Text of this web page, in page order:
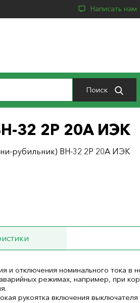
Написать нам
Поиск
32 2P 20A ИЭК
рубильник) ВН-32 2P 20A ИЭК
и отключения номинального тока в
режимах, например, при
рукоятка включения